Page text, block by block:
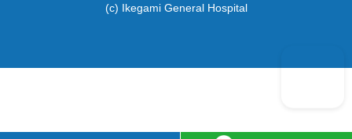
(c) Ikegami General Hospital